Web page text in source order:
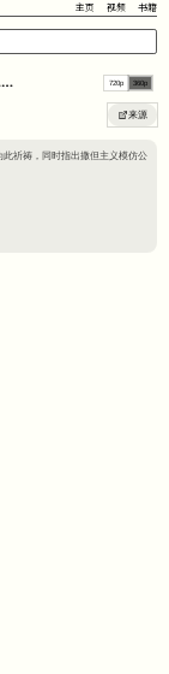
主页 视频 书籍
720p 360p
来源
祈祷，同时指出撒但主义模仿公